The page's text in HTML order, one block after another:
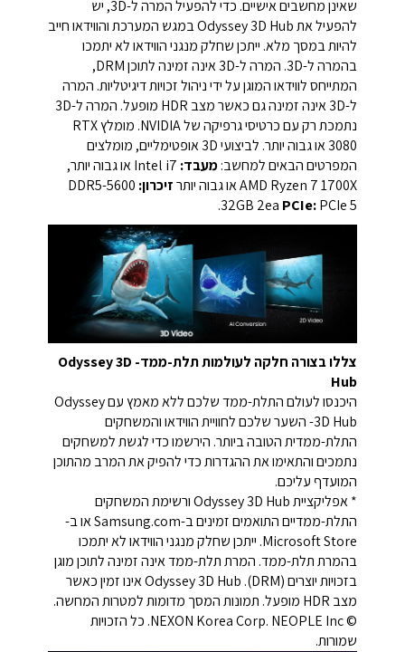
שאינן מחשבים אישיים. כדי להפעיל המרה ל-3D, יש
להפעיל את Odyssey 3D Hub במגש המערכת והווידאו חייב
להיות במסך מלא. ייתכן שחלק מנגני הווידאו לא יתמכו
בהמרה ל-3D. המרה ל-3D אינה זמינה לתוכן DRM,
המתייחס לווידאו המוגן על ידי ניהול זכויות דיגיטליות. המרה
ל-3D אינה זמינה גם כאשר מצב HDR מופעל. המרה ל-3D
נתמכת רק עם כרטיסי גרפיקה של NVIDIA. מומלץ RTX
3080 או גבוה יותר. לביצועי 3D אופטימליים, מומלצים
המפרטים הבאים למחשב:מעבד:
Intel i7 או גבוה יותר,
AMD Ryzen 7 1700X או גבוה יותר
זיכרון: DDR5-5600
32GB 2ea PCIe:PCIe 5.
צללו בצורה חלקה לעולמות תלת-ממד- Odyssey 3D
Hub
היכנסו לעולם התלת-ממד שלכם ללא מאמץ עם Odyssey
3D Hub- השער שלכם לחוויית הווידאו והמשחקים
התלת-ממדית הטובה ביותר. הירשמו כדי לגשת למשחקים
נתמכים והתאימו את ההגדרות כדי להפיק את המרב מהתוכן
המועדף עליכם.
* אפליקציית Odyssey 3D Hub ורשימת המשחקים
התלת-ממדיים התואמים זמינים ב-Samsung.com או ב-
Microsoft Store. ייתכן שחלק מנגני הווידאו לא יתמכו
בהמרת תלת-ממד. המרת תלת-ממד אינה זמינה לתוכן מוגן
בזכויות יוצרים (DRM). Odyssey 3D Hub אינו זמין כאשר
מצב HDR מופעל. תמונות המסך מדומות למטרות המחשה.
© NEXON Korea Corp. NEOPLE Inc. כל הזכויות
שמורות.